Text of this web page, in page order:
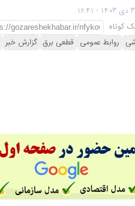
کوتاه
روابط عمومی قطعی برق گزارش خبر